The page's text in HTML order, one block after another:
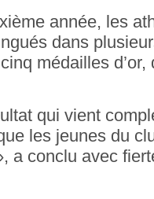
année, les
dans
médailles d’or,
qui vient
les jeunes du
a conclu avec